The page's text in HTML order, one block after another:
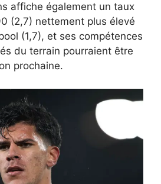
affiche également un taux
(2,7) nettement plus élevé
(1,7), et ses compétences
du terrain pourraient être
prochaine.